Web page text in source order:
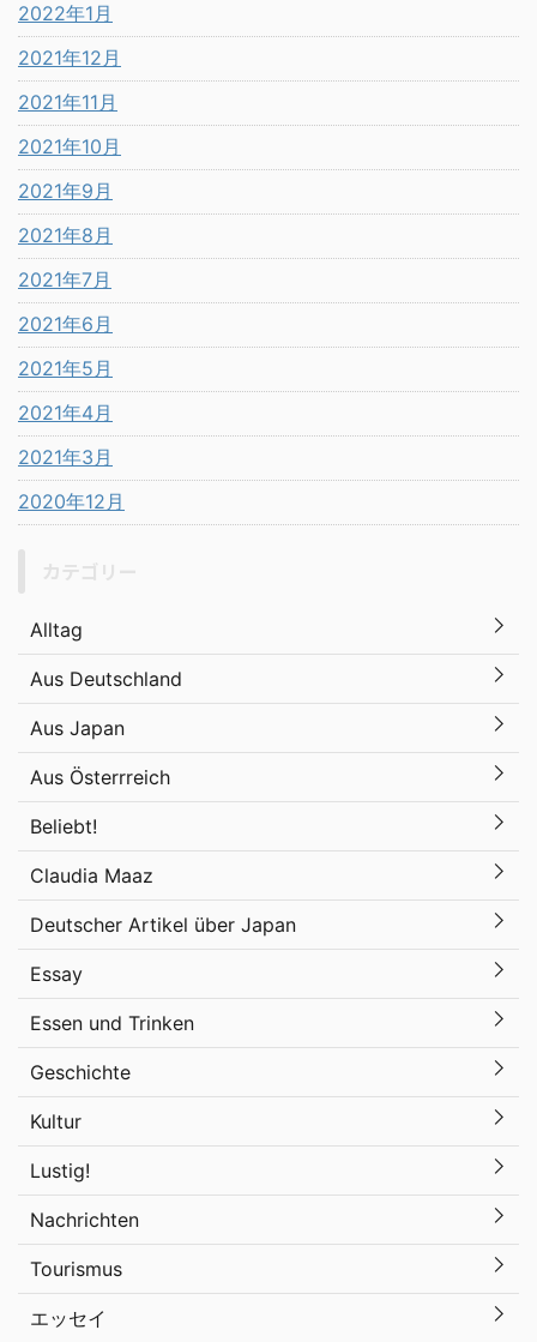
2022年1月
2021年12月
2021年11月
2021年10月
2021年9月
2021年8月
2021年7月
2021年6月
2021年5月
2021年4月
2021年3月
2020年12月
Alltag
Aus Deutschland
Aus Japan
Aus Österrreich
Beliebt!
Claudia Maaz
Deutscher Artikel über Japan
Essay
Essen und Trinken
Geschichte
Kultur
Lustig!
Nachrichten
Tourismus
エッセイ